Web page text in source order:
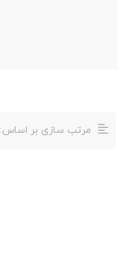
مرتب سازی بر اساس: